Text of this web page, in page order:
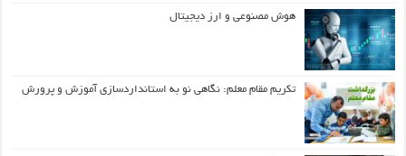
هوش مصنوعی و ارز دیجیتال
تکریم مقام معلم: نگاهی نو به استانداردسازی آموزش و پرورش